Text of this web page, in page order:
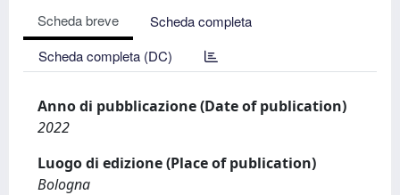
Scheda breve
Scheda completa
Scheda completa (DC)
Anno di pubblicazione (Date of publication)
2022
Luogo di edizione (Place of publication)
Bologna